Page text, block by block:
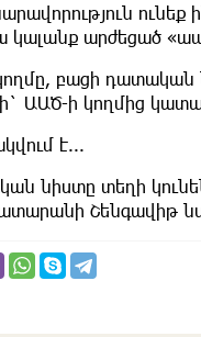
կալանք արժեցած
բացի դատական
ԱԱԾ-ի կողմից
է...
նիստը տեղի
Շենգավիթ